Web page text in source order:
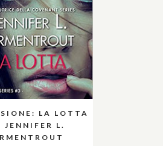
LA LOTTA
JENNIFER L.